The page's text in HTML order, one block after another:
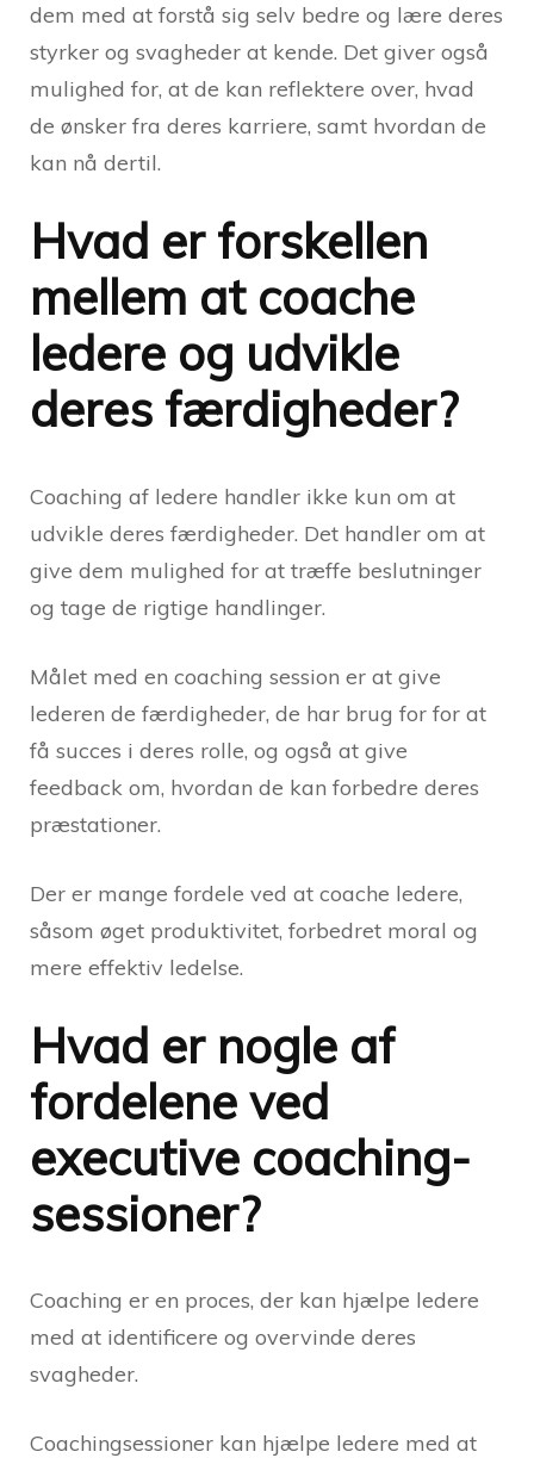
dem med at forstå sig selv bedre og lære deres
styrker og svagheder at kende. Det giver også
mulighed for, at de kan reflektere over, hvad
de ønsker fra deres karriere, samt hvordan de
kan nå dertil.
Hvad er forskellen
mellem at coache
ledere og udvikle
deres færdigheder?
Coaching af ledere handler ikke kun om at
udvikle deres færdigheder. Det handler om at
give dem mulighed for at træffe beslutninger
og tage de rigtige handlinger.
Målet med en coaching session er at give
lederen de færdigheder, de har brug for for at
få succes i deres rolle, og også at give
feedback om, hvordan de kan forbedre deres
præstationer.
Der er mange fordele ved at coache ledere,
såsom øget produktivitet, forbedret moral og
mere effektiv ledelse.
Hvad er nogle af
fordelene ved
executive coaching-
sessioner?
Coaching er en proces, der kan hjælpe ledere
med at identificere og overvinde deres
svagheder.
Coachingsessioner kan hjælpe ledere med at